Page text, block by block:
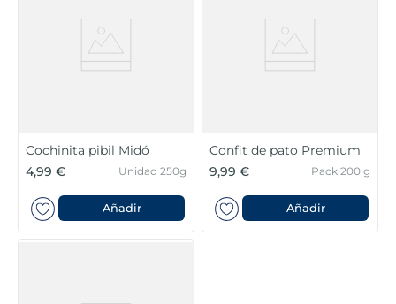
Cochinita pibil Midó
4,99 €
Unidad 250g
Añadir
Confit de pato Premium
9,99 €
Pack 200 g
Añadir